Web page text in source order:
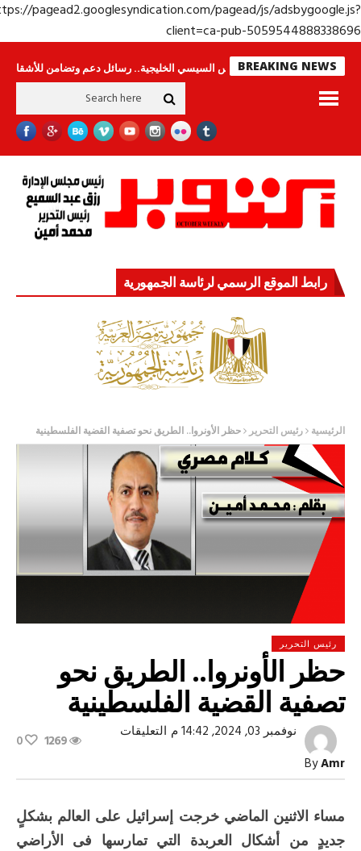
https://pagead2.googlesyndication.com/pagead/js/
client=ca-pub-
BREAKING NEWS
جولة الرئيس السيسي الخليجية.. رسائل دعم وتضامن للأشقاء جهاز
رابط الموقع الرسمي لرئاسة الجمهورية
الرئيسية رئيس التحرير حظر الأونروا.. الطريق نحو تصفية القضية الفلسطينية
رئيس التحرير
حظر الأونروا.. الطريق نحو
تصفية القضية الفلسطينية
ByAmr
نوفمبر 03, 2024, 14:42 م التعليقاتعلى
نحو
القضية
الفلسطينية
مغلقة
1269
0
مساء الاثنين الماضي خرجت إسرائيل على العالم بشكلٍ
جديدٍ من أشكال العربدة التي تمارسها فى الأراضي